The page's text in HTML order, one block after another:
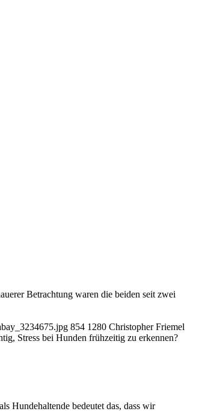
Betrachtung waren die beiden seit zwei
854 1280 Christopher Friemel
Stress bei Hunden frühzeitig zu erkennen?
Hundehaltende bedeutet das, dass wir